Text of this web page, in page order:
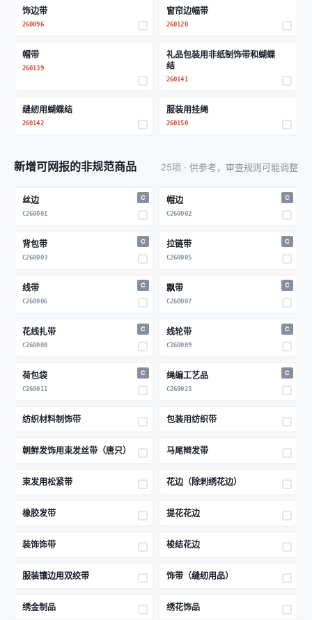
饰边带
260096
窗帘边幅带
260120
帽带
260139
礼品包装用非纸制饰带和蝴蝶
结
260141
缝纫用蝴蝶结
260142
服装用挂绳
260150
新增可网报的非规范商品 25项 · 供参考，审查规则可能调整
丝边
C260001
C 帽边
C260002
C
背包带
C260003
C 拉链带
C260005
C
线带
C260006
C 飘带
C260007
C
花线扎带
C260008
C 线轮带
C260009
C
荷包袋
C260011
C 绳编工艺品
C260023
C
纺织材料制饰带 包装用纺织带
朝鲜发饰用束发丝带（唐只） 马尾辫发带
束发用松紧带 花边（除刺绣花边）
橡胶发带 提花花边
装饰饰带 梭结花边
服装镶边用双绞带 饰带（缝纫用品）
绣金制品 绣花饰品